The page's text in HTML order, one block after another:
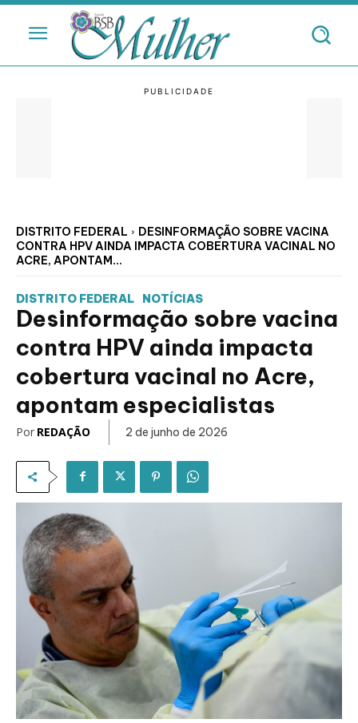
DISTRITO FEDERAL
DESINFORMAÇÃO SOBRE VACINA
CONTRA HPV AINDA IMPACTA COBERTURA VACINAL NO
ACRE, APONTAM...
DISTRITO FEDERAL NOTÍCIAS
Desinformação sobre vacina
contra HPV ainda impacta
cobertura vacinal no Acre,
apontam especialistas
Por REDAÇÃO 2 de junho de 2026